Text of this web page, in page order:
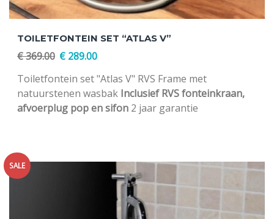
TOILETFONTEIN SET “ATLAS V”
€369.00 € 289.00
Toiletfontein set "Atlas V" RVS Frame met
natuurstenen wasbak Inclusief RVS fonteinkraan,
afvoerplug pop en sifon 2 jaar garantie
SALE